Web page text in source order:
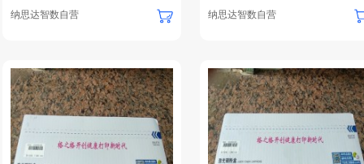
纳思达智数自营 纳思达智数自营